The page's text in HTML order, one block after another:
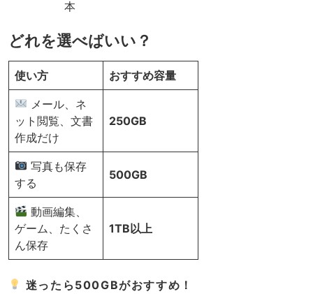
本
どれを選べばいい？
使い方 おすすめ容量
メール、ネ
ット閲覧、文書
作成だけ
250GB
写真も保存
する
500GB
動画編集、
ゲーム、たくさ
ん保存
1TB以上
迷ったら500GBがおすすめ！